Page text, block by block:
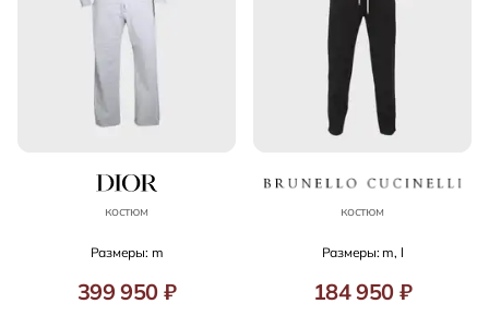
костюм
Размеры: m
399 950 ₽
костюм
Размеры: m, l
184 950 ₽